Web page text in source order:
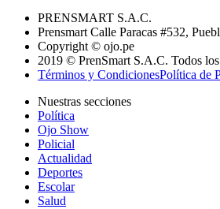
PRENSMART S.A.C.
Prensmart Calle Paracas #532,
Copyright © ojo.pe
2019 © PrenSmart S.A.C. Todos los
Términos y CondicionesPolítica de
Nuestras secciones
Política
Ojo Show
Policial
Actualidad
Deportes
Escolar
Salud